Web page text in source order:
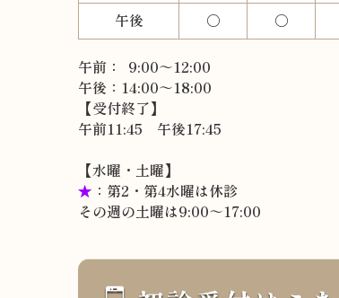
午後
○ ○
午前： 9:00～12:00
午後：14:00～18:00
【受付終了】
午前11:45 午後17:45
【水曜・土曜】
★ ：第2・第4水曜は休診
その週の土曜は9:00～17:00